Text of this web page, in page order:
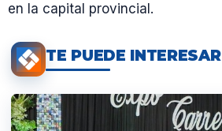
en la capital provincial.
TE PUEDE INTERESAR